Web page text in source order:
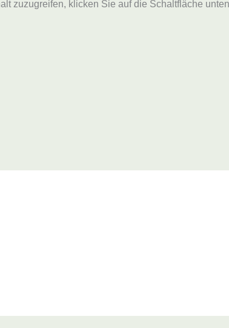
zuzugreifen, klicken Sie auf die Schaltfläche